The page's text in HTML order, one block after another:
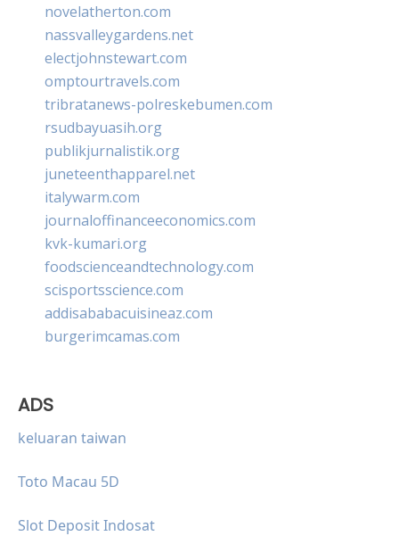
novelatherton.com
nassvalleygardens.net
electjohnstewart.com
omptourtravels.com
tribratanews-polreskebumen.com
rsudbayuasih.org
publikjurnalistik.org
juneteenthapparel.net
italywarm.com
journaloffinanceeconomics.com
kvk-kumari.org
foodscienceandtechnology.com
scisportsscience.com
addisababacuisineaz.com
burgerimcamas.com
ADS
keluaran taiwan
Toto Macau 5D
Slot Deposit Indosat